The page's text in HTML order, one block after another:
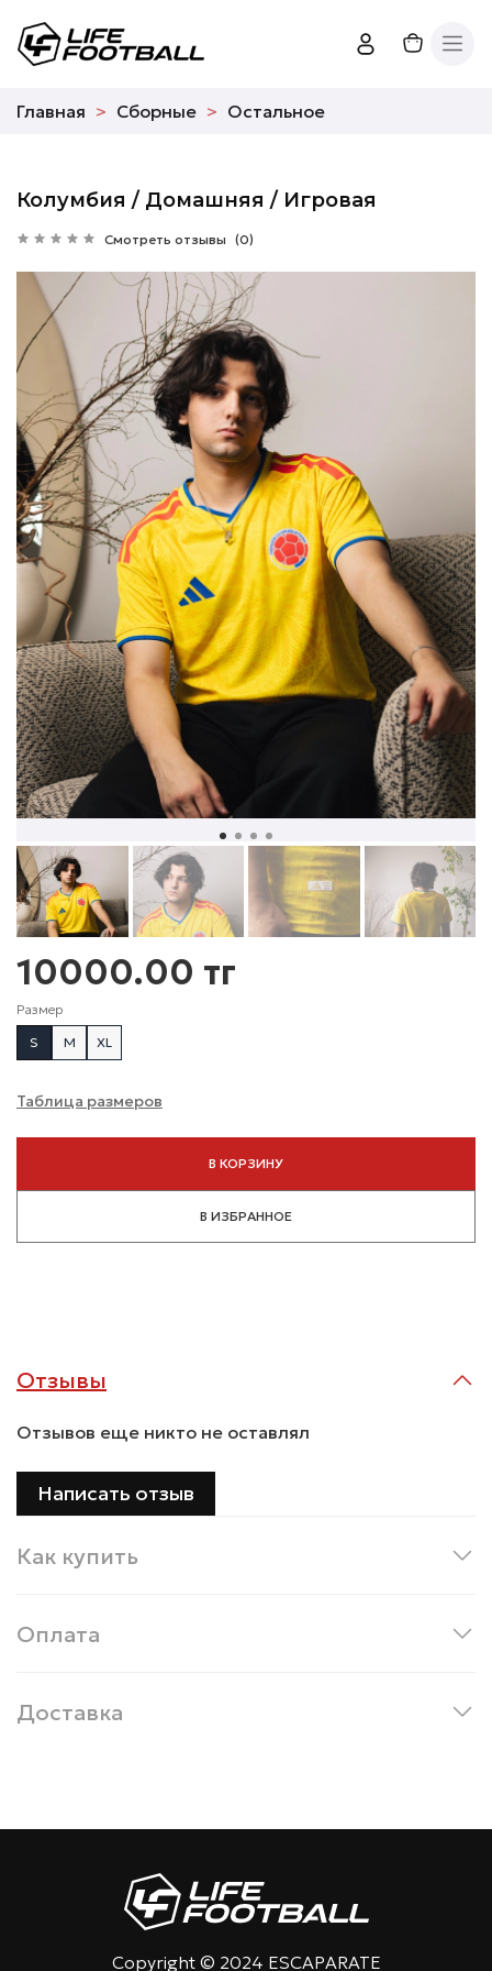
Главная Сборные Остальное
Колумбия / Домашняя / Игровая
Смотреть отзывы (0)
Размер
S
M XL
Таблица размеров
10000.00 тг
В КОРЗИНУ
В ИЗБРАННОЕ
Отзывы
Отзывов еще никто не оставлял
Написать отзыв
Как купить
Оплата
Доставка
Copyright © 2024 ESCAPARATE